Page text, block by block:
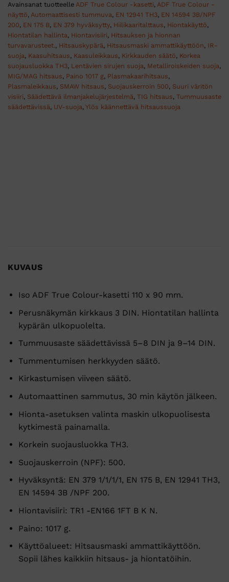
Avainsanat tuotteelle ADF True Colour -kasetti, ADF True Colour -
näyttö, Automaattisesti tummuva, EN 12941 TH3, EN 14594 3B/NPF
200, EN 175 B, EN 379 hyväksytty, Hiilikaaritalttaus, Hiontakäyttö,
Hiontatilan hallinta, Hiontavisiiri, Hitsauksen ja hionnan
turvavarusteet., Hitsauskypärä, Hitsausmaski ammattikäyttöön, IR-
suoja, Kaasuhitsaus, Kaasuleikkaus, Kirkkauden säätö, Korkea
suojausluokka TH3, Lentävien sirujen suoja, Metalliroiskeiden suoja,
MIG/MAG hitsaus, Paino 1017 g, Plasmakaarihitsaus,
Plasmaleikkaus, SMAW hitsaus, Suojauskerroin 500, Suuri väritön
visiiri, Säädettävä ilmanjakelujärjestelmä, TIG hitsaus, Tummuusaste
säädettävissä, UV-suoja, Ylös käännettävä hitsaussuoja
KUVAUS
Iso ADF True Colour-kasetti 110 x 90 mm.
Perusnäkymän kirkkaus 3 DIN. Hiontatilan hallinta
kypärän ulkopuolelta.
Tummuusaste säädettävissä 5–8 DIN ja 9–14 DIN.
Tummentumisen herkkyyden säätö.
Kirkastumisen viiveen säätö.
Automaattinen sammutus, 30 min käytön jälkeen.
Hionta-asetuksen valinta maskin ulkopuolisesta
kytkimestä painamalla.
Korkein suojausluokka TH3.
Suojauskerroin (NPF): 500.
Hyväksyntä: EN 379 1/1/1/1, EN 175 B, EN 12941 TH3,
EN 14594 3B /NPF 200.
Hiontavisiiri: TR1 -EN166 1FT B K N.
Paino: 1017 g.
Käyttöalueet: Hitsausmaski ammattikäyttöön.
Sopii lähes kaikkiin hitsaus- ja hiontatöihin.